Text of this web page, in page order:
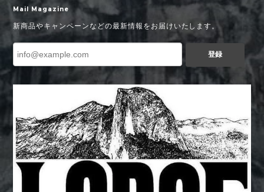
Mail Magazine
新商品やキャンペーンなどの最新情報をお届けいたします。
登録